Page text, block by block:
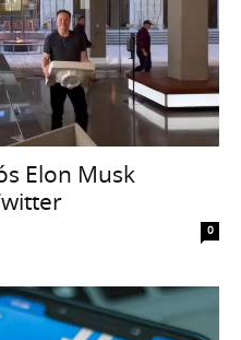
Elon Musk
0